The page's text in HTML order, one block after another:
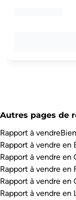
Autres pages de
Rapport à vendre
Rapport à vendre en
Rapport à vendre en
Rapport à vendre en
Rapport à vendre en
Rapport à vendre en